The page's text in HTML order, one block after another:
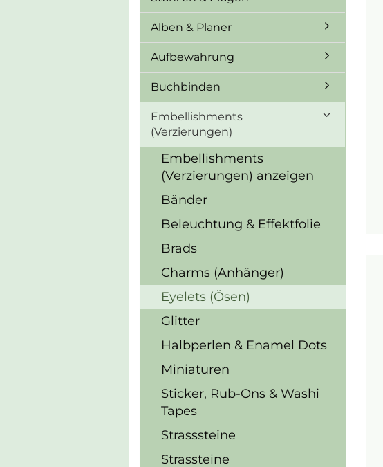
Alben & Planer
Aufbewahrung
Buchbinden
Embellishments
(Verzierungen)
Embellishments
(Verzierungen) anzeigen
Bänder
Beleuchtung & Effektfolie
Brads
Charms (Anhänger)
Eyelets (Ösen)
Glitter
Halbperlen & Enamel Dots
Miniaturen
Sticker, Rub-Ons & Washi
Tapes
Strasssteine
Strassteine